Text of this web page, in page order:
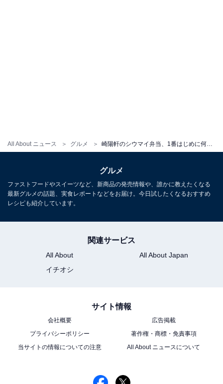
All About ニュース グルメ
2 3
グルメ
ファストフードやスイーツなど、新商品の発売情報や、誰かに教えたくなる
最新グルメの話題、実食レポートなどをお届け。今日試したくなるおすすめ
レシピも紹介しています。
関連サービス
All About
All About Japan
イチオシ
サイト情報
会社概要
広告掲載
プライバシーポリシー
著作権・商標・免責事項
当サイトの情報についての注意
All About ニュースについて